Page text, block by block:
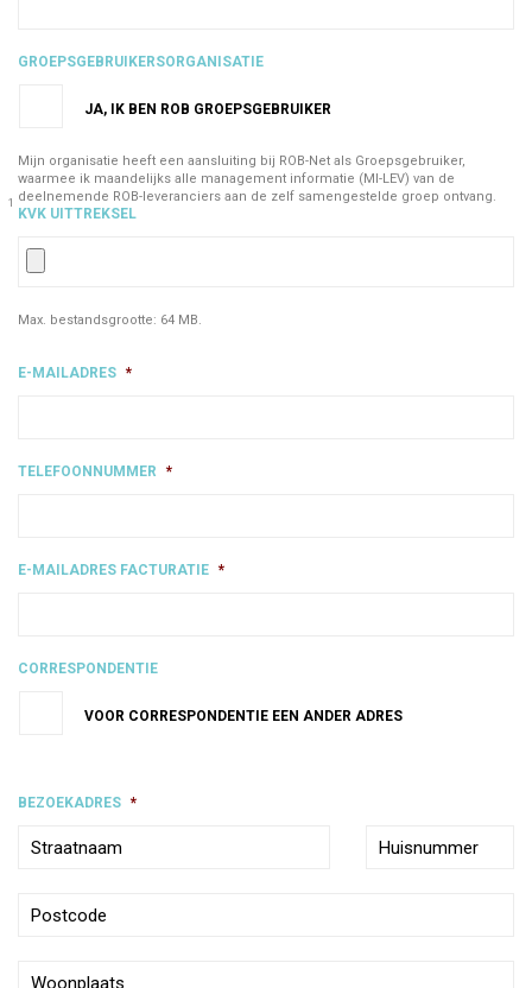
GROEPSGEBRUIKERSORGANISATIE
JA, IK BEN ROB GROEPSGEBRUIKER
Mijn organisatie heeft een aansluiting bij ROB-Net als Groepsgebruiker,
waarmee ik maandelijks alle management informatie (MI-LEV) van de
deelnemende ROB-leveranciers aan de zelf samengestelde groep ontvang.
KVK UITTREKSEL
Max. bestandsgrootte: 64 MB.
1
E-MAILADRES *
TELEFOONNUMMER *
E-MAILADRES FACTURATIE *
CORRESPONDENTIE
VOOR CORRESPONDENTIE EEN ANDER ADRES
BEZOEKADRES *